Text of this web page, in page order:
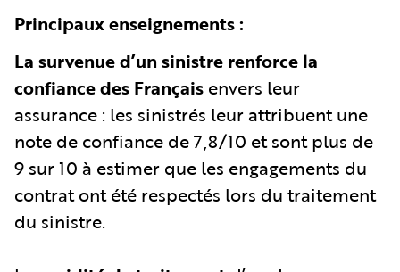
Principaux enseignements :
La survenue d’un sinistre renforce la
confiance des Français envers leur
assurance : les sinistrés leur attribuent une
note de confiance de 7,8/10 et sont plus de
9 sur 10 à estimer que les engagements du
contrat ont été respectés lors du traitement
du sinistre.